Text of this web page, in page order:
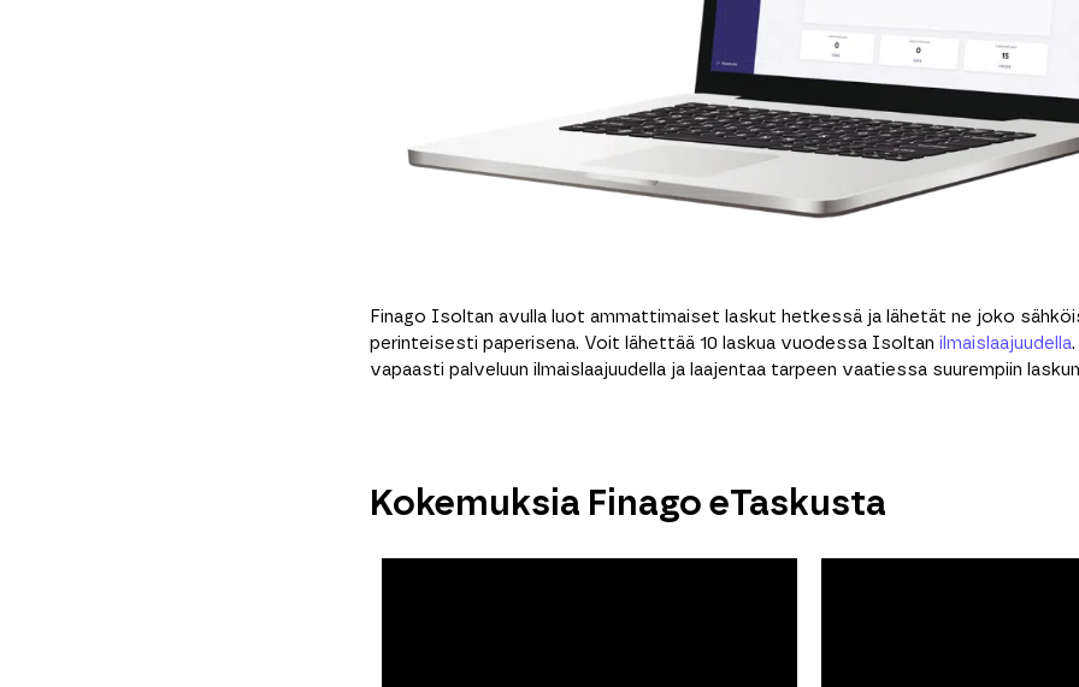
Finago Isoltan avulla luot ammattimaiset laskut hetkessä ja lähetät ne joko
perinteisesti paperisena. Voit lähettää 10 laskua vuodessa Isoltan ilmaislaajuudella
vapaasti palveluun ilmaislaajuudella ja laajentaa tarpeen vaatiessa suurempiin
Kokemuksia Finago eTaskusta